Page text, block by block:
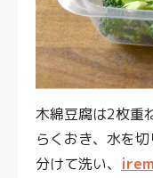
木綿豆腐は2枚重
らくおき、水を
分けて洗い、